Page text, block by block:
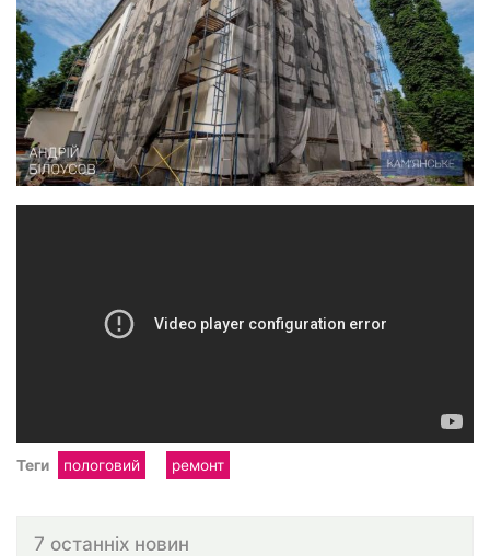
Теги пологовий ремонт
7 останніх новин